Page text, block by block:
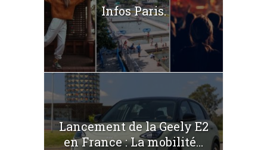
Infos Paris.
Lancement de la Geely E2
en France : La mobilité...